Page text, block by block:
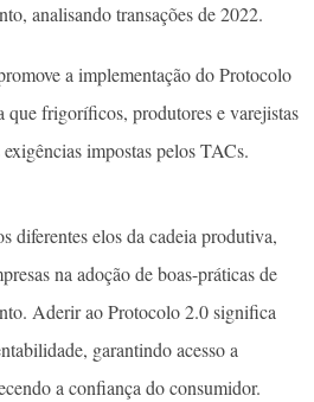
analisando transações de 2022.
a implementação do Protocolo
que frigoríficos, produtores e varejistas
impostas pelos TACs.
diferentes elos da cadeia produtiva,
na adoção de boas-práticas de
Aderir ao Protocolo 2.0 significa
garantindo acesso a
a confiança do consumidor.